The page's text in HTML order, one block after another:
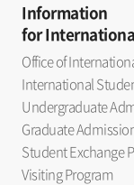
Information
for
Office of
International
Undergraduate
Graduate
Student Exchange
Visiting Program